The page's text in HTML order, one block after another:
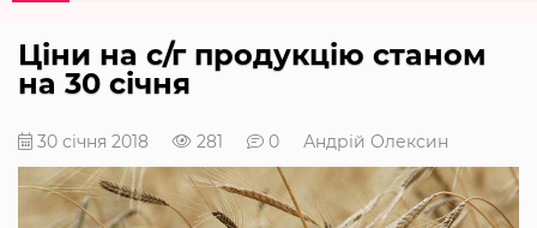
Ціни на с/г продукцію станом
на 30 січня
30 січня 2018 281 0 Андрій Олексин